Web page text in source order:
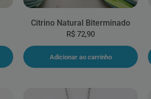
Citrino Natural Biterminado
R$ 72,90
Adicionar ao carrinho